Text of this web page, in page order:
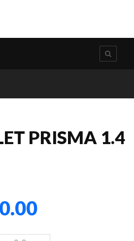
PRISMA 1.4